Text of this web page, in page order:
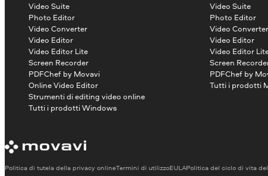
Video Suite
Photo Editor
Video Converter
Video Editor
Video Editor Lite
Screen Recorder
PDFChef by Movavi
Online Video Editor
Strumenti di editing video online
Tutti i prodotti Windows
Video Suite
Photo Editor
Video Converter
Video Editor
Video Editor
Screen
PDFChef by
Tutti i prodotti
Politica di tutela della privacy onlineTermini di utilizzoEULAPolitica del ciclo di vita